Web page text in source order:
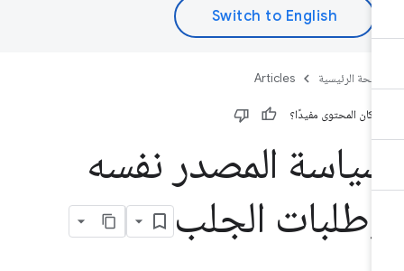
الرئيسية Articles
كان المحتوى مفيدًا؟
المصدر نفسه
الجلب